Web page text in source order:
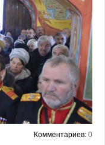
Комментариев: 0